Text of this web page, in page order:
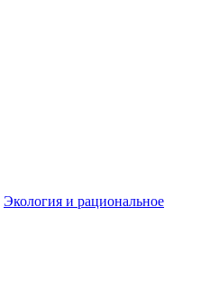
Экология и рациональное